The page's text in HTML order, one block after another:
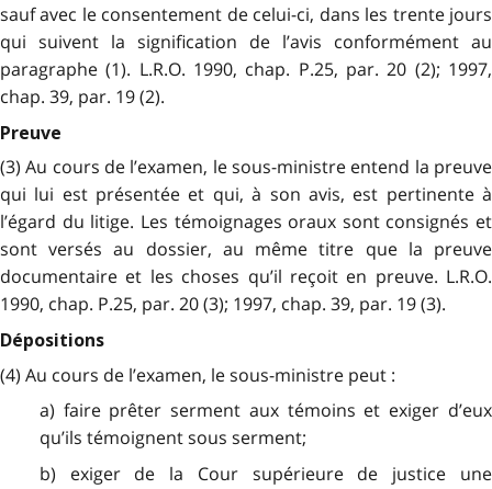
sauf avec le consentement de celui-ci, dans les trente jours
qui suivent la signification de l’avis conformément au
paragraphe (1). L.R.O. 1990, chap. P.25, par. 20 (2); 1997,
chap. 39, par. 19 (2).
Preuve
(3) Au cours de l’examen, le sous-ministre entend la preuve
qui lui est présentée et qui, à son avis, est pertinente à
l’égard du litige. Les témoignages oraux sont consignés et
sont versés au dossier, au même titre que la preuve
documentaire et les choses qu’il reçoit en preuve. L.R.O.
1990, chap. P.25, par. 20 (3); 1997, chap. 39, par. 19 (3).
Dépositions
(4) Au cours de l’examen, le sous-ministre peut :
a) faire prêter serment aux témoins et exiger d’eux
qu’ils témoignent sous serment;
b) exiger de la Cour supérieure de justice une